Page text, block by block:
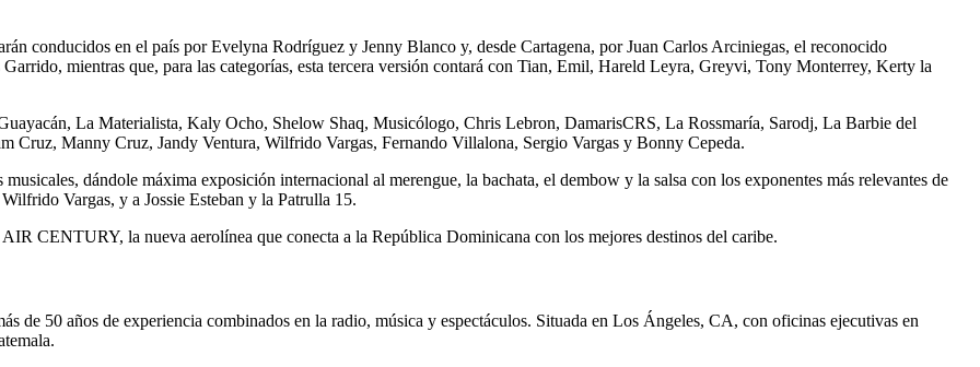
conducidos en el país por Evelyna Rodríguez y Jenny Blanco y, desde Cartagena, por Juan Carlos Arciniegas, el reconocido
mientras que, para las categorías, esta tercera versión contará con Tian, Emil, Hareld Leyra, Greyvi, Tony Monterrey, Kerty la
La Materialista, Kaly Ocho, Shelow Shaq, Musicólogo, Chris Lebron, DamarisCRS, La Rossmaría, Sarodj, La Barbie del
Manny Cruz, Jandy Ventura, Wilfrido Vargas, Fernando Villalona, Sergio Vargas y Bonny Cepeda.
dándole máxima exposición internacional al merengue, la bachata, el dembow y la salsa con los exponentes más relevantes de
Vargas, y a Jossie Esteban y la Patrulla 15.
CENTURY, la nueva aerolínea que conecta a la República Dominicana con los mejores destinos del caribe.
de 50 años de experiencia combinados en la radio, música y espectáculos. Situada en Los Ángeles, CA, con oficinas ejecutivas en